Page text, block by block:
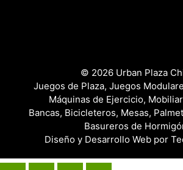
© 2026 Urban Plaza
Juegos de Plaza, Juegos
Máquinas de Ejercicio,
Bancas, Bicicleteros, Mesas,
Basureros de
Diseño y Desarrollo Web por